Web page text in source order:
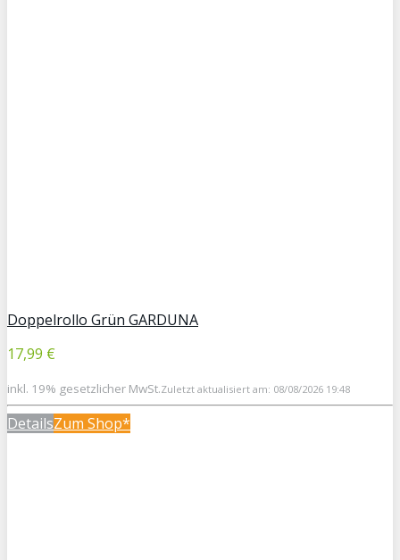
Doppelrollo Grün GARDUNA
17,99 €
inkl. 19% gesetzlicher MwSt.Zuletzt aktualisiert am: 08/08/2026 19:48
DetailsZum Shop*